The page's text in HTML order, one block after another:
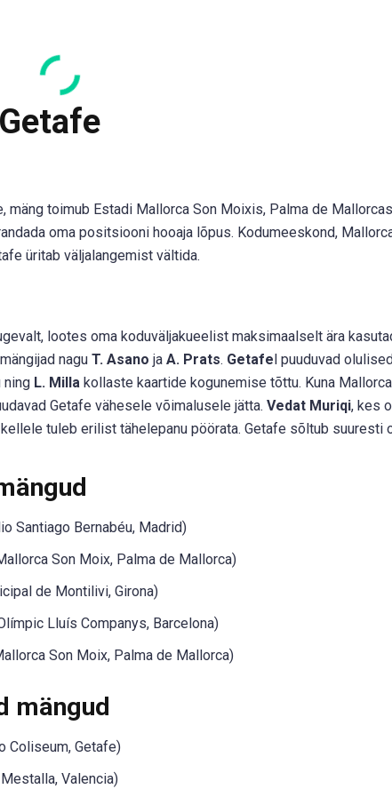
mäng toimub Estadi Mallorca Son Moixis, Palma de
oma positsiooni hooaja lõpus. Kodumeeskond,
üritab väljalangemist vältida.
lootes oma koduväljakueelist maksimaalselt ära
nagu T. Asano ja A. Prats. Getafel puuduvad
ning L. Milla kollaste kaartide kogunemise tõttu. Kuna
Getafe vähesele võimalusele jätta. Vedat Muriqi, kes
tuleb erilist tähelepanu pöörata. Getafe sõltub suuresti
Santiago Bernabéu, Madrid)
Son Moix, Palma de Mallorca)
de Montilivi, Girona)
Lluís Companys, Barcelona)
Son Moix, Palma de Mallorca)
mängud
Coliseum, Getafe)
Valencia)